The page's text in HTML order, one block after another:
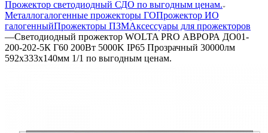
Прожектор светодиодный СДО по выгодным ценам.
Металлогалогенные прожекторы ГОПрожектор ИО
галогенныйПрожекторы ПЗМАксессуары для прожекторов
—Светодиодный прожектор WOLTA PRO АВРОРА ДО01-
200-202-5К Г60 200Вт 5000K IP65 Прозрачный 30000лм
592х333х140мм 1/1 по выгодным ценам.